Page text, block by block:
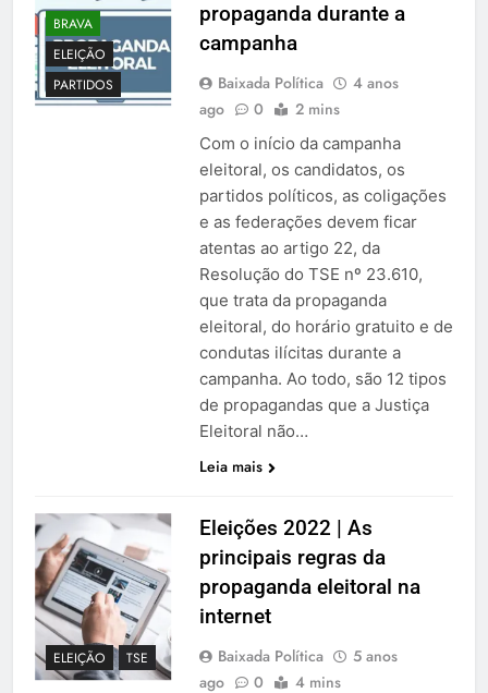
BRAVA
ELEIÇÃO
PARTIDOS
propaganda durante a
campanha
Baixada Política
4 anos
ago
0 2 mins
Com o início da campanha
eleitoral, os candidatos, os
partidos políticos, as coligações
e as federações devem ficar
atentas ao artigo 22, da
Resolução do TSE nº 23.610,
que trata da propaganda
eleitoral, do horário gratuito e de
condutas ilícitas durante a
campanha. Ao todo, são 12 tipos
de propagandas que a Justiça
Eleitoral não…
Leia mais
ELEIÇÃO TSE
Eleições 2022 | As
principais regras da
propaganda eleitoral na
internet
Baixada Política
5 anos
ago
0 4 mins